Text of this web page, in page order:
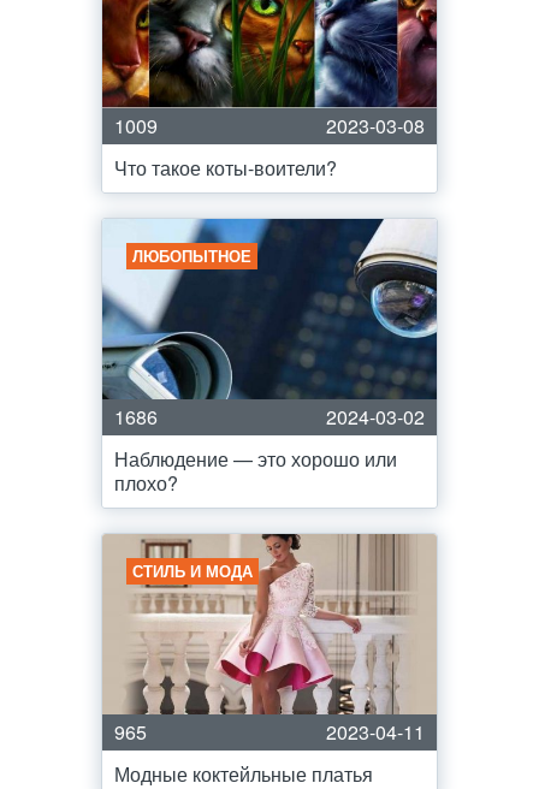
1009
2023-03-08
Что такое коты-воители?
ЛЮБОПЫТНОЕ
1686
2024-03-02
Наблюдение — это хорошо или
плохо?
СТИЛЬ И МОДА
965
2023-04-11
Модные коктейльные платья